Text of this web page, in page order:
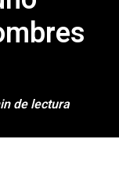
de lectura